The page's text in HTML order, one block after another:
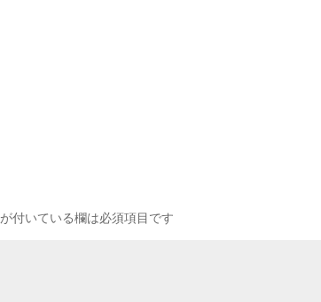
が付いている欄は必須項目です